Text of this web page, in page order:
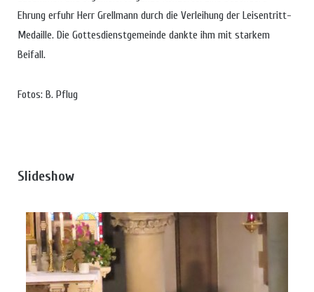
Ehrung erfuhr Herr Grellmann durch die Verleihung der Leisentritt-
Medaille. Die Gottesdienstgemeinde dankte ihm mit starkem
Beifall.
Fotos: B. Pflug
Slideshow